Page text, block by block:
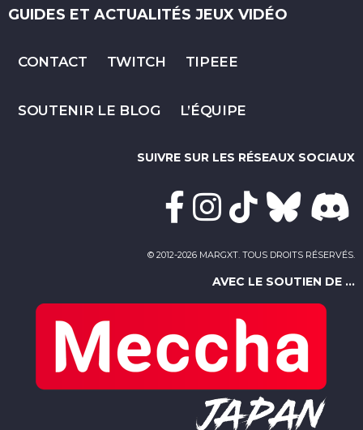
GUIDES ET ACTUALITÉS JEUX VIDÉO
CONTACT TWITCH TIPEEE
SOUTENIR LE BLOG L’ÉQUIPE
SUIVRE SUR LES RÉSEAUX SOCIAUX
© 2012-2026 MARGXT. TOUS DROITS RÉSERVÉS.
AVEC LE SOUTIEN DE ...